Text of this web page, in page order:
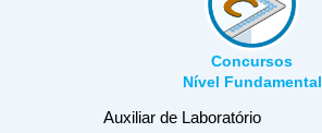
Concursos
Nível Fundamental
Auxiliar de Laboratório